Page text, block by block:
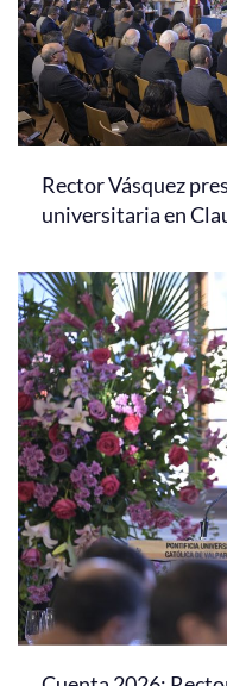
Rector Vásquez
universitaria en